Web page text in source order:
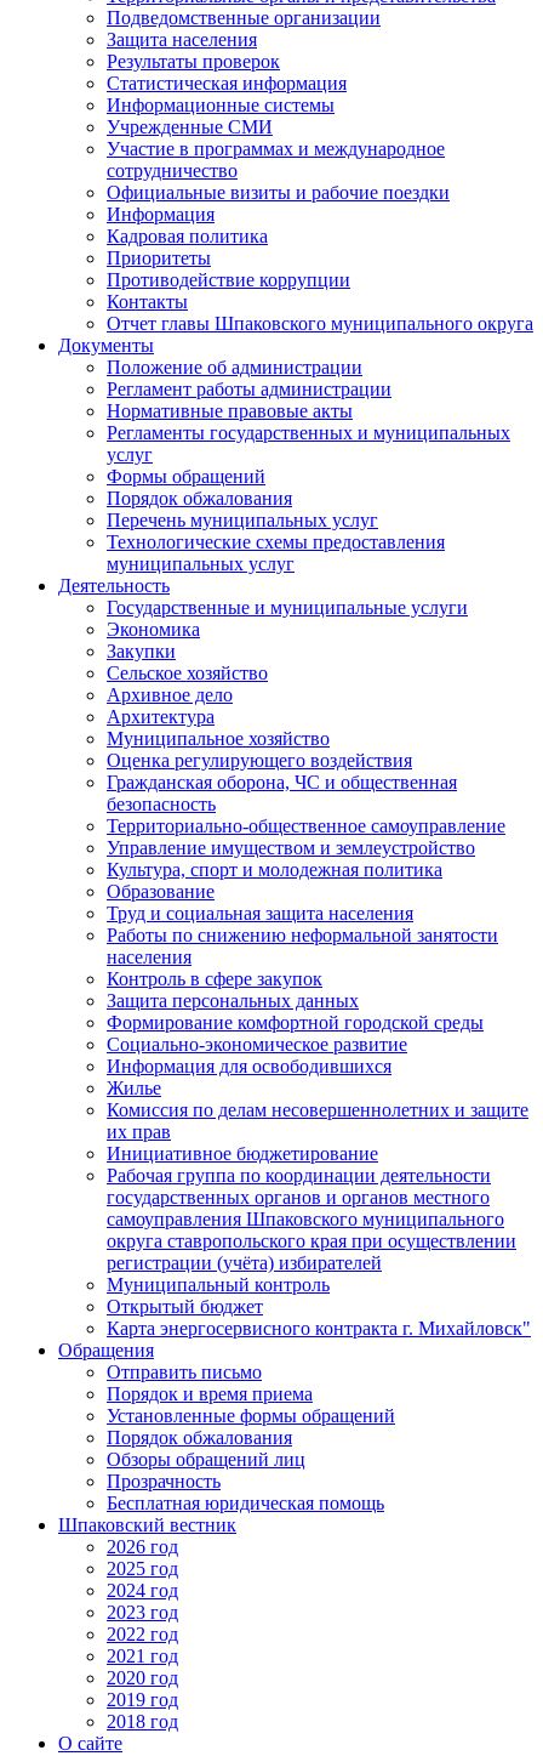
Подведомственные организации
Защита населения
Результаты проверок
Статистическая информация
Информационные системы
Учрежденные СМИ
Участие в программах и международное
сотрудничество
Официальные визиты и рабочие поездки
Информация
Кадровая политика
Приоритеты
Противодействие коррупции
Контакты
Отчет главы Шпаковского муниципального округа
Документы
Положение об администрации
Регламент работы администрации
Нормативные правовые акты
Регламенты государственных и муниципальных
услуг
Формы обращений
Порядок обжалования
Перечень муниципальных услуг
Технологические схемы предоставления
муниципальных услуг
Деятельность
Государственные и муниципальные услуги
Экономика
Закупки
Сельское хозяйство
Архивное дело
Архитектура
Муниципальное хозяйство
Оценка регулирующего воздействия
Гражданская оборона, ЧС и общественная
безопасность
Территориально-общественное самоуправление
Управление имуществом и землеустройство
Культура, спорт и молодежная политика
Образование
Труд и социальная защита населения
Работы по снижению неформальной занятости
населения
Контроль в сфере закупок
Защита персональных данных
Формирование комфортной городской среды
Социально-экономическое развитие
Информация для освободившихся
Жилье
Комиссия по делам несовершеннолетних и защите
их прав
Инициативное бюджетирование
Рабочая группа по координации деятельности
государственных органов и органов местного
самоуправления Шпаковского муниципального
округа ставропольского края при осуществлении
регистрации (учёта) избирателей
Муниципальный контроль
Открытый бюджет
Карта энергосервисного контракта г. Михайловск"
Обращения
Отправить письмо
Порядок и время приема
Установленные формы обращений
Порядок обжалования
Обзоры обращений лиц
Прозрачность
Бесплатная юридическая помощь
Шпаковский вестник
2026 год
2025 год
2024 год
2023 год
2022 год
2021 год
2020 год
2019 год
2018 год
О сайте